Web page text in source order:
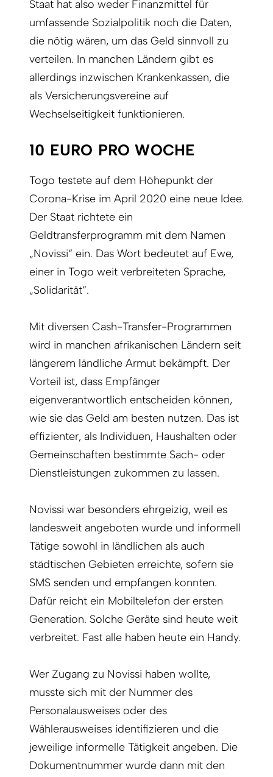
Staat hat also weder Finanzmittel für
umfassende Sozialpolitik noch die Daten,
die nötig wären, um das Geld sinnvoll zu
verteilen. In manchen Ländern gibt es
allerdings inzwischen Krankenkassen, die
als Versicherungsvereine auf
Wechselseitigkeit funktionieren.
10 EURO PRO WOCHE
Togo testete auf dem Höhepunkt der
Corona-Krise im April 2020 eine neue Idee.
Der Staat richtete ein
Geldtransferprogramm mit dem Namen
„Novissi“ ein. Das Wort bedeutet auf Ewe,
einer in Togo weit verbreiteten Sprache,
„Solidarität“.
Mit diversen Cash-Transfer-Programmen
wird in manchen afrikanischen Ländern seit
längerem ländliche Armut bekämpft. Der
Vorteil ist, dass Empfänger
eigenverantwortlich entscheiden können,
wie sie das Geld am besten nutzen. Das ist
effizienter, als Individuen, Haushalten oder
Gemeinschaften bestimmte Sach- oder
Dienstleistungen zukommen zu lassen.
Novissi war besonders ehrgeizig, weil es
landesweit angeboten wurde und informell
Tätige sowohl in ländlichen als auch
städtischen Gebieten erreichte, sofern sie
SMS senden und empfangen konnten.
Dafür reicht ein Mobiltelefon der ersten
Generation. Solche Geräte sind heute weit
verbreitet. Fast alle haben heute ein Handy.
Wer Zugang zu Novissi haben wollte,
musste sich mit der Nummer des
Personalausweises oder des
Wählerausweises identifizieren und die
jeweilige informelle Tätigkeit angeben. Die
Dokumentnummer wurde dann mit den